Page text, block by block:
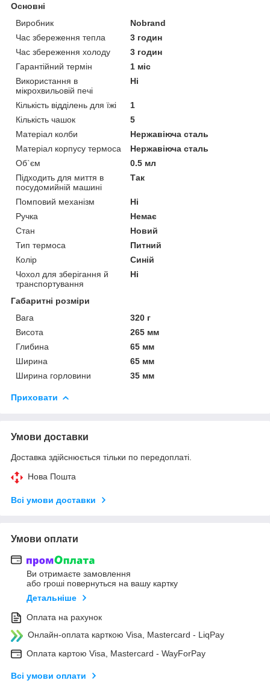
Основні
Виробник
Nobrand
Час збереження тепла
3 годин
Час збереження холоду
3 годин
Гарантійний термін
1 міс
Використання в
мікрохвильовій печі
Ні
Кількість відділень для їжі
1
Кількість чашок
5
Матеріал колби
Нержавіюча сталь
Матеріал корпусу термоса
Нержавіюча сталь
Об`єм
0.5 мл
Підходить для миття в
посудомийній машині
Так
Помповий механізм
Ні
Ручка
Немає
Стан
Новий
Тип термоса
Питний
Колір
Синій
Чохол для зберігання й
транспортування
Ні
Габаритні розміри
Вага
320 г
Висота
265 мм
Глибина
65 мм
Ширина
65 мм
Ширина горловини
35 мм
Приховати
Умови доставки
Доставка здійснюється тільки по передоплаті.
Нова Пошта
Всі умови доставки
Умови оплати
Ви отримаєте замовлення
або гроші повернуться на вашу картку
Детальніше
Оплата на рахунок
Онлайн-оплата карткою Visa, Mastercard - LiqPay
Оплата картою Visa, Mastercard - WayForPay
Всі умови оплати